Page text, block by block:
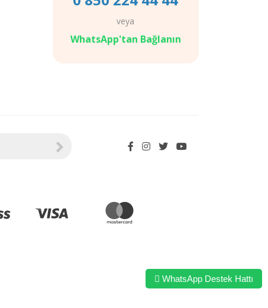
veya
WhatsApp'tan Bağlanın
WhatsApp Destek Hattı